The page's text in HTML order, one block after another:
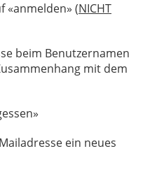
«anmelden» (NICHT
beim Benutzernamen
mit dem
ein neues